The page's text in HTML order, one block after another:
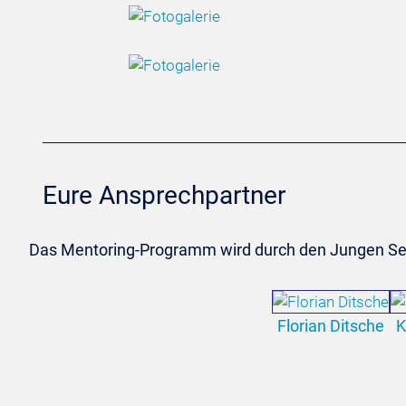
Eure Ansprechpartner
Das Mentoring-Programm wird durch den Jungen
Florian Ditsche